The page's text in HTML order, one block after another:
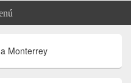
Monterrey